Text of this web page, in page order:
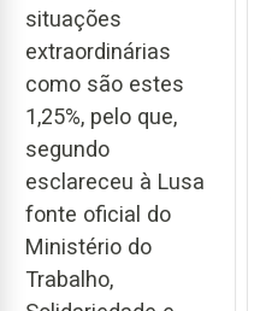
situações
extraordinárias
como são estes
1,25%, pelo que,
segundo
esclareceu à Lusa
fonte oficial do
Ministério do
Trabalho,